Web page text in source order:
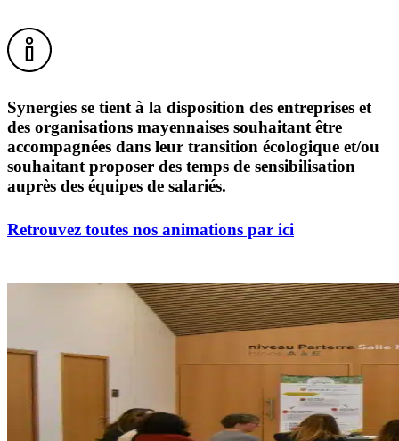
Synergies se tient à la disposition des entreprises et
des organisations mayennaises souhaitant être
accompagnées dans leur transition écologique et/ou
souhaitant proposer des temps de sensibilisation
auprès des équipes de salariés.
Retrouvez toutes nos animations par ici